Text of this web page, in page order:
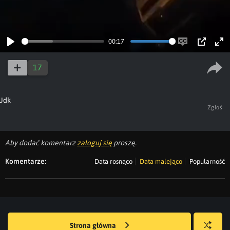
Play
00:17
EnablePIP
17
Jdk
Zgłoś
Aby dodać komentarzzaloguj się proszę.
Komentarze: Data rosnąco Data malejąco Popularność
Strona główna